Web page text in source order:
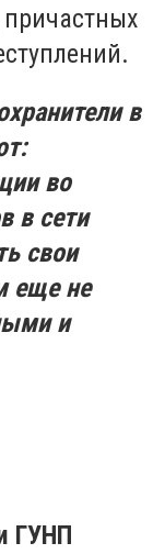
в
во
в сети
свои
еще не
и
ГУНП